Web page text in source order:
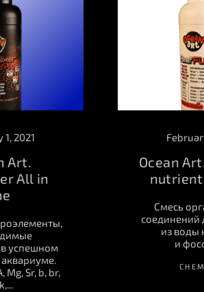
2021
Art.
All in
успешном
Mg, Sr, b, br,
Ocean
Смесь
соединений
из воды
и